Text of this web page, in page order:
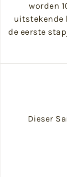
worden
uitstekende
de eerste
Dieser